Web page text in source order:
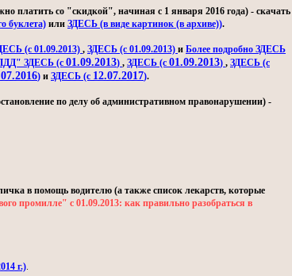
со "скидкой", начиная с 1 января 2016 года) - скачать
буклета) или ЗДЕСЬ (в виде картинок (в архиве)).
(с 01.09.2013) , ЗДЕСЬ (с 01.09.2013) и Более подробно ЗДЕСЬ
ЗДЕСЬ (с 01.09.2013) , ЗДЕСЬ (с 01.09.2013) , ЗДЕСЬ (с
) и ЗДЕСЬ (с 12.07.2017).
по делу об административном правонарушении) -
в помощь водителю (а также список лекарств, которые
промилле" с 01.09.2013: как правильно разобраться в
г.).